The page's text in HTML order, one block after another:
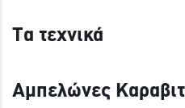
Τα τεχνικά
Αμπελώνες